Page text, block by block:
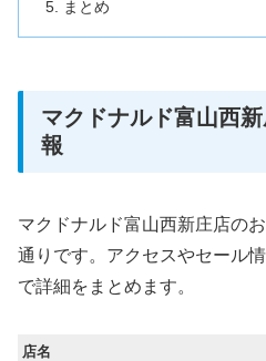
まとめ
マクドナルド富山西
報
マクドナルド富山西新庄店の
通りです。アクセスやセール
で詳細をまとめます。
店名